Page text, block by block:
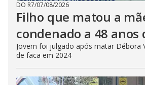
DO R7/07/08/2026
Filho que matou a
condenado a 48 anos
Jovem foi julgado após matar Débora
de faca em 2024